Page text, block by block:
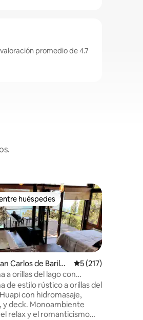
promedio de 4.7
huéspedes preferido
huéspedes
Carlos de Bariloc
Calificación
5 (217)
a orillas del lago con
de estilo rústico a orillas del
con hidromasaje,
y deck. Monoambiente
relax y el romanticismo